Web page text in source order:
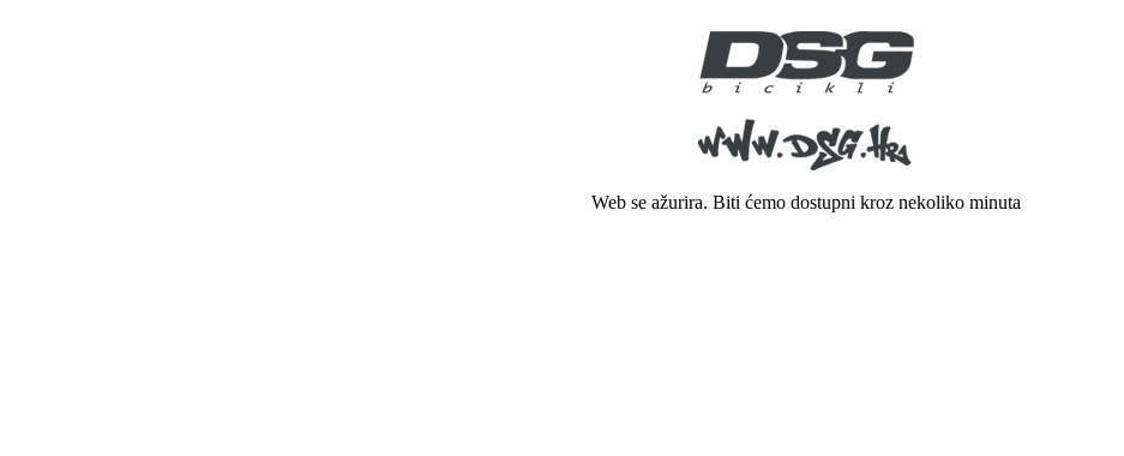
Web se ažurira. Biti ćemo dostupni kroz nekoliko minuta